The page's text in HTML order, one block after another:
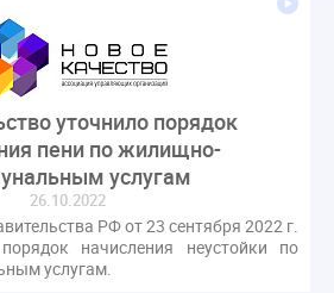
общее собрание
особенности взимания пени
перелицензирование
проверки
прекращение договора
провайдер
уточнило порядок
пени по жилищно-
услугам
26.10.2022
РФ от 23 сентября 2022 г.
начисления неустойки по
услугам.